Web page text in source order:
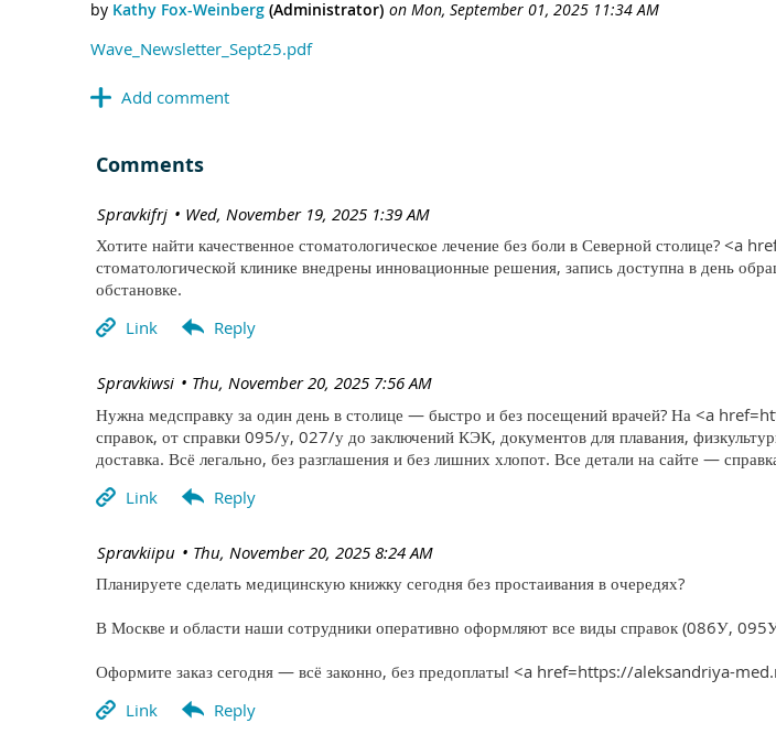
Wave_Newsletter_Sept25.pdf
Comments
Wed, November 19, 2025 1:39 AM
| Spravkifrj
Хотите найти качественное стоматологическое лечение без боли в Северной столице?
стоматологической клинике внедрены инновационные решения, запись доступна в день
обстановке.
Thu, November 20, 2025 7:56 AM
| Spravkiwsi
Нужна медсправку за один день в столице — быстро и без посещений врачей? На <a
справок, от справки 095/у, 027/у до заключений КЭК, документов для плавания,
доставка. Всё легально, без разглашения и без лишних хлопот. Все детали на сайте —
Thu, November 20, 2025 8:24 AM
| Spravkiipu
Планируете сделать медицинскую книжку сегодня без простаивания в очередях?
В Москве и области наши сотрудники оперативно оформляют все виды справок (086У,
Оформите заказ сегодня — всё законно, без предоплаты! <a href=https://aleksandriya-